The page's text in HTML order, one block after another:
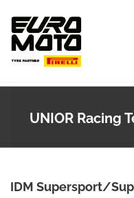
content
UNIOR Racing
IDM Supersport/